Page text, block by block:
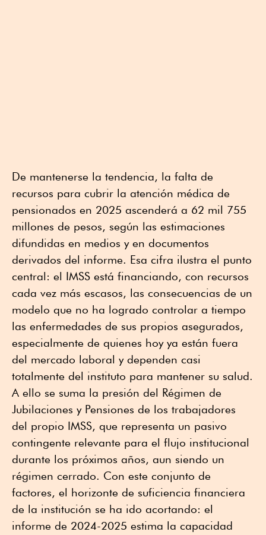
De mantenerse la tendencia, la falta de
recursos para cubrir la atención médica de
pensionados en 2025 ascenderá a 62 mil 755
millones de pesos, según las estimaciones
difundidas en medios y en documentos
derivados del informe. Esa cifra ilustra el punto
central: el IMSS está financiando, con recursos
cada vez más escasos, las consecuencias de un
modelo que no ha logrado controlar a tiempo
las enfermedades de sus propios asegurados,
especialmente de quienes hoy ya están fuera
del mercado laboral y dependen casi
totalmente del instituto para mantener su salud.
A ello se suma la presión del Régimen de
Jubilaciones y Pensiones de los trabajadores
del propio IMSS, que representa un pasivo
contingente relevante para el flujo institucional
durante los próximos años, aun siendo un
régimen cerrado. Con este conjunto de
factores, el horizonte de suficiencia financiera
de la institución se ha ido acortando: el
informe de 2024-2025 estima la capacidad